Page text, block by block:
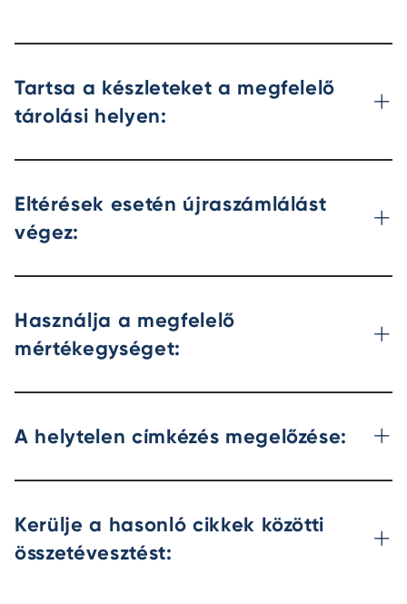
Tartsa a készleteket a megfelelő
tárolási helyen:
Eltérések esetén újraszámlálást
végez:
Használja a megfelelő
mértékegységet:
A helytelen címkézés megelőzése:
Kerülje a hasonló cikkek közötti
összetévesztést: